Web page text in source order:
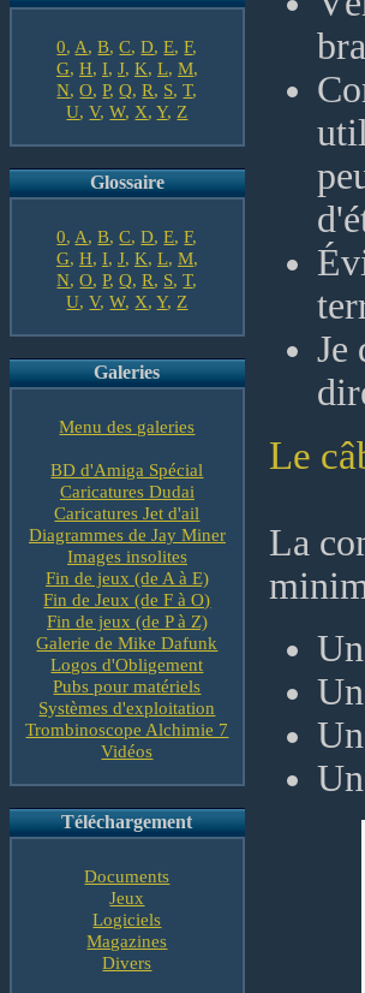
0, A,B,C,D,E,F,
G, H, I, J, K, L, M,
N,O,P,Q,R, S,T,
U,V,W, X,Y, Z
Glossaire
0, A,B,C,D,E,F,
G, H, I, J, K, L, M,
N,O,P,Q,R, S,T,
U,V,W, X,Y, Z
Galeries
Menu des galeries
BD d'Amiga Spécial
Caricatures Dudai
Caricatures Jet d'ail
Diagrammes de Jay Miner
Images insolites
Fin de jeux (de A à E)
Fin de Jeux (de F à O)
Fin de jeux (de P à Z)
Galerie de Mike Dafunk
Logos d'Obligement
Pubs pour matériels
Systèmes d'exploitation
Trombinoscope Alchimie 7
Vidéos
Téléchargement
Documents
Jeux
Logiciels
Magazines
Divers
Je
Le
La
Un
Un
Un
Un